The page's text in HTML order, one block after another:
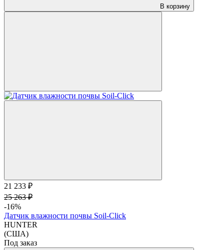
В корзину
21 233 ₽
25 263 ₽
-16%
Датчик влажности почвы Soil-Click
HUNTER
(США)
Под заказ